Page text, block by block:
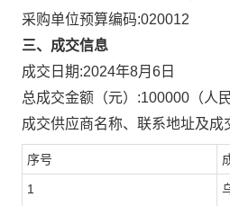
采购单位预算编码:020012
三、成交信息
成交日期:2024年8月6日
总成交金额（元）:100000 （人
成交供应商名称、联系地址及成
序号
1